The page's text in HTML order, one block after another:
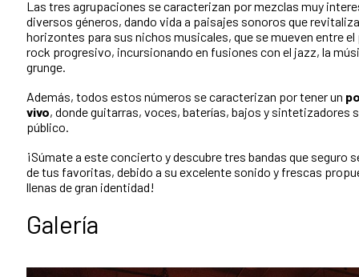
Las tres agrupaciones se caracterizan por mezclas muy
diversos géneros, dando vida a paisajes sonoros que
horizontes para sus nichos musicales, que se mueven entre
rock progresivo, incursionando en fusiones con el jazz, la
grunge.
Además, todos estos números se caracterizan por tener un
vivo, donde guitarras, voces, baterías, bajos y sintetizadores
público.
¡Súmate a este concierto y descubre tres bandas que seguro
de tus favoritas, debido a su excelente sonido y frescas
llenas de gran identidad!
Galería